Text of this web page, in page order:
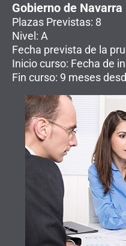
Gobierno de Navarra
Plazas Previstas: 8
Nivel: A
Fecha prevista de la
Inicio curso: Fecha de
Fin curso: 9 meses